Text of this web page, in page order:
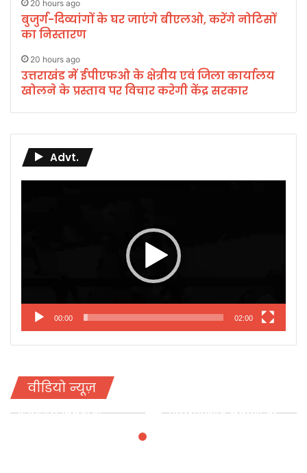
20 hours ago
बुजुर्ग-दिव्यांगों के घर जाएंगे बीएलओ, करेंगे नोटिसों
का निस्तारण
20 hours ago
उत्तराखंड में ईपीएफओ के क्षेत्रीय एवं जिला कार्यालय
खोलने के प्रस्ताव पर विचार करेगी केंद्र सरकार
Advt.
00:00 02:00
वीडियो न्यूज़
नेशनल फाइनेंशियल
लिटरेसी क्विज़ में
उद्योगोन्मुख युवाओं के